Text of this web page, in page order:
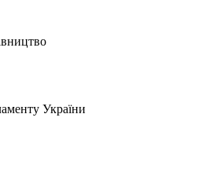
України